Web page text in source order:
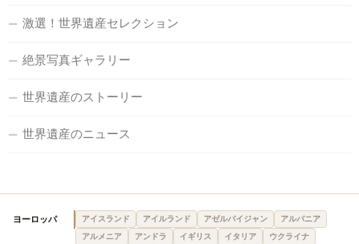
激選！世界遺産セレクション
絶景写真ギャラリー
世界遺産のストーリー
世界遺産のニュース
ヨーロッパ アイスランド アイルランド アゼルバイジャン
アルバニア
アルメニア
アンドラ イギリス イタリア
ウクライナ